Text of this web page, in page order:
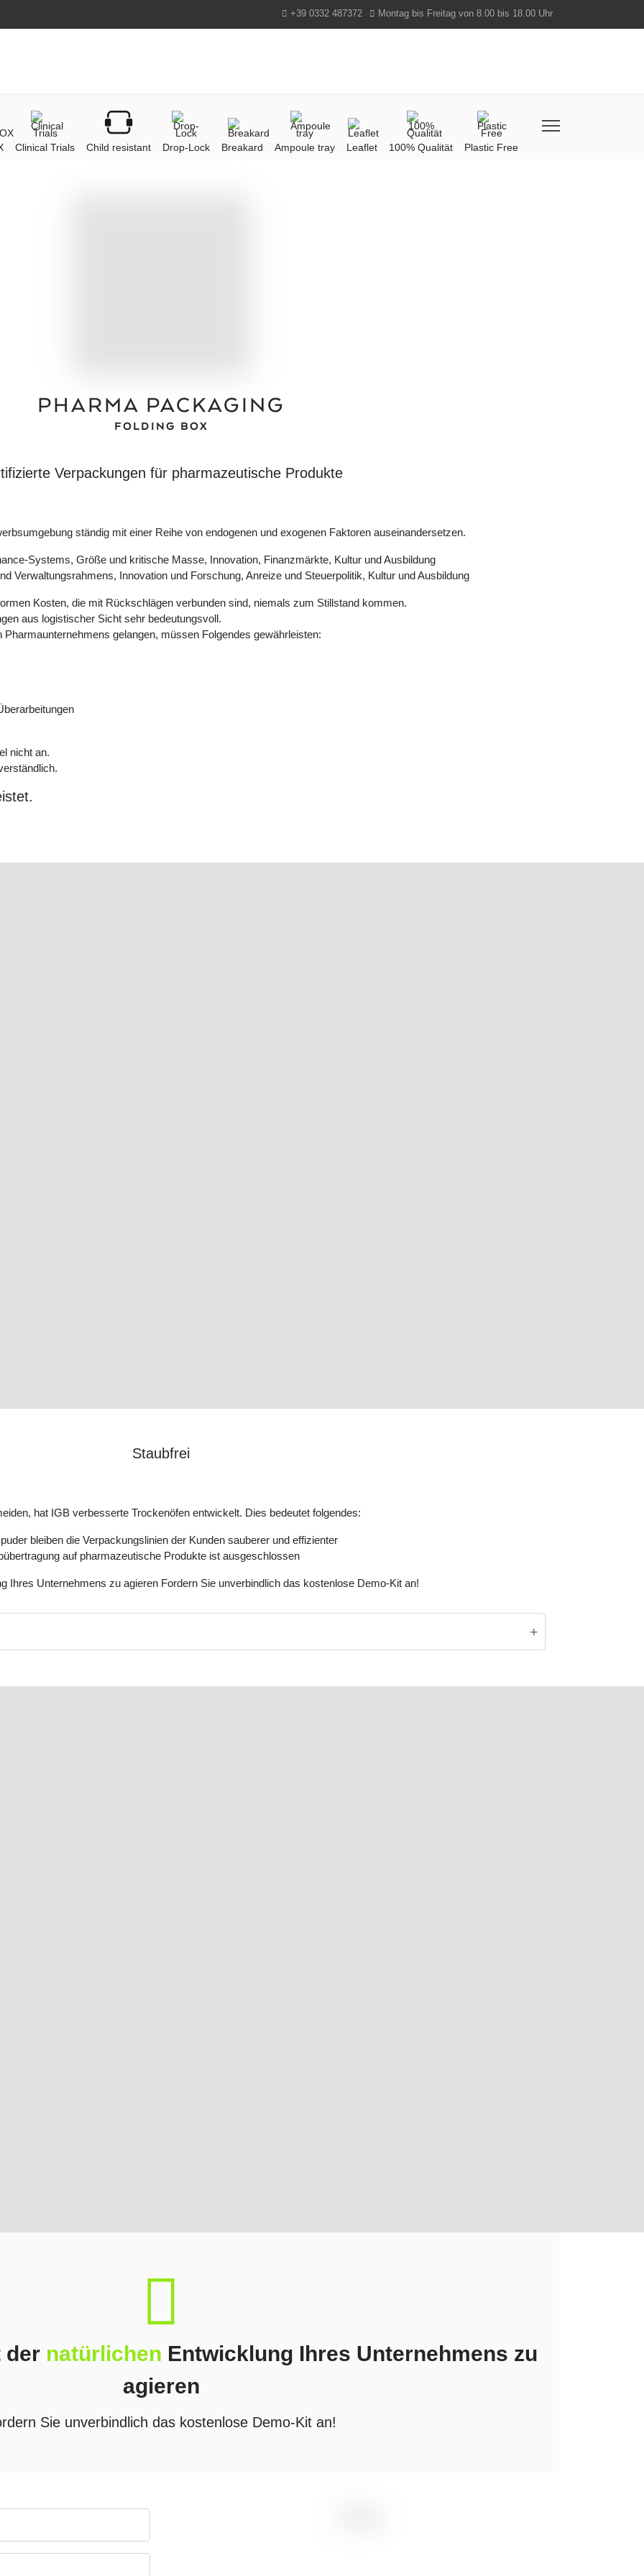
+39 0332 487372 Montag bis Freitag von 8.00 bis 18.00 Uhr
Clinical Trials Child resistant Drop-Lock Breakard Ampoule tray Leaflet 100% Qualität Plastic Free
PHARMA PACKAGING
FOLDING BOX
Verpackungen für pharmazeutische Produkte
ständig mit einer Reihe von endogenen und exogenen Faktoren auseinandersetzen.
Systems, Größe und kritische Masse, Innovation, Finanzmärkte, Kultur und Ausbildung
Verwaltungsrahmens, Innovation und Forschung, Anreize und Steuerpolitik, Kultur und Ausbildung
Kosten, die mit Rückschlägen verbunden sind, niemals zum Stillstand kommen.
aus logistischer Sicht sehr bedeutungsvoll.
gelangen, müssen Folgendes gewährleisten:
nicht an.
Staubfrei
hat IGB verbesserte Trockenöfen entwickelt. Dies bedeutet folgendes:
bleiben die Verpackungslinien der Kunden sauberer und effizienter
auf pharmazeutische Produkte ist ausgeschlossen
Ihres Unternehmens zu agieren Fordern Sie unverbindlich das kostenlose Demo-Kit an!
der natürlichen Entwicklung Ihres Unternehmens zu
agieren
Sie unverbindlich das kostenlose Demo-Kit an!